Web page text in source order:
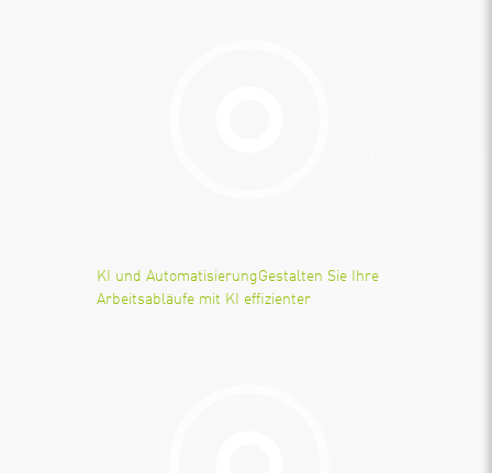
KI und AutomatisierungGestalten Sie Ihre
Arbeitsabläufe mit KI effizienter